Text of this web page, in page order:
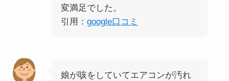
変満足でした。
引用： google口コミ
娘が咳をしていてエアコンが汚れ